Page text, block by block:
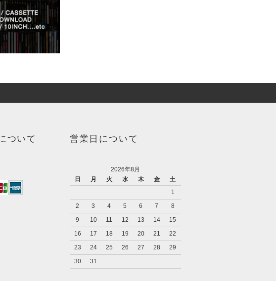
ついて 営業日について
2026年8月
日
月 火 水 木 金
土
1
2
3 4 5 6 7
8
9
10 11 12 13 14
15
16
17 18 19 20 21
22
23
24 25 26 27 28
29
30
31